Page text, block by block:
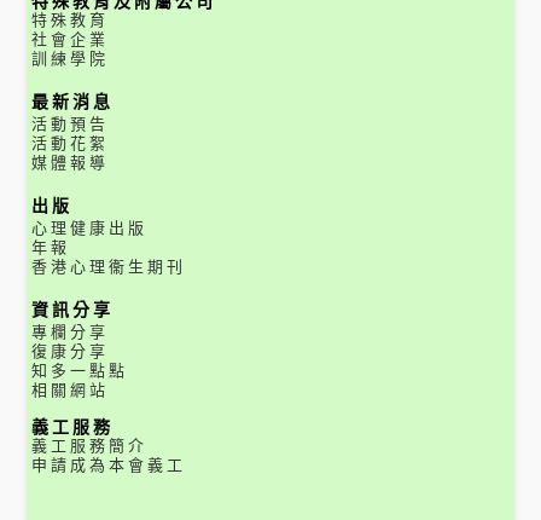
特殊教育
社會企業
訓練學院
最新消息
活動預告
活動花絮
媒體報導
出版
心理健康出版
年報
香港心理衞生期刊
資訊分享
專欄分享
復康分享
知多一點點
相關網站
義工服務
義工服務簡介
申請成為本會義工